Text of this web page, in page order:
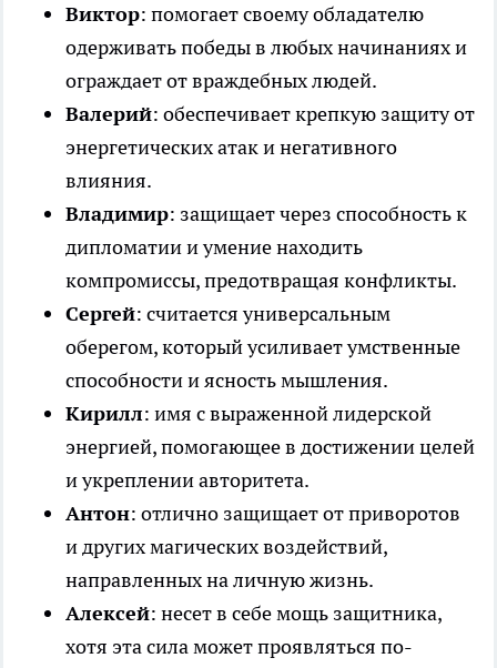
Виктор: помогает своему обладателю
одерживать победы в любых начинаниях и
ограждает от враждебных людей.
Валерий: обеспечивает крепкую защиту от
энергетических атак и негативного
влияния.
Владимир: защищает через способность к
дипломатии и умение находить
компромиссы, предотвращая конфликты.
Сергей: считается универсальным
оберегом, который усиливает умственные
способности и ясность мышления.
Кирилл: имя с выраженной лидерской
энергией, помогающее в достижении целей
и укреплении авторитета.
Антон: отлично защищает от приворотов
и других магических воздействий,
направленных на личную жизнь.
Алексей: несет в себе мощь защитника,
хотя эта сила может проявляться по-